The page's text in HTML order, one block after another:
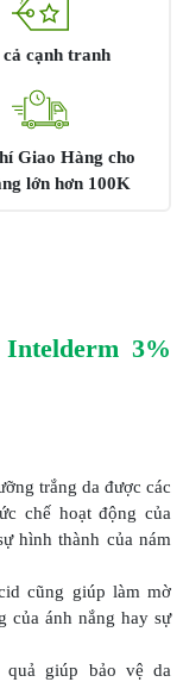
cạnh tranh
Giao Hàng cho
lớn hơn 100K
3%
trắng da được các
chế hoạt động của
hình thành của nám
cũng giúp làm mờ
của ánh nắng hay sự
quả giúp bảo vệ da